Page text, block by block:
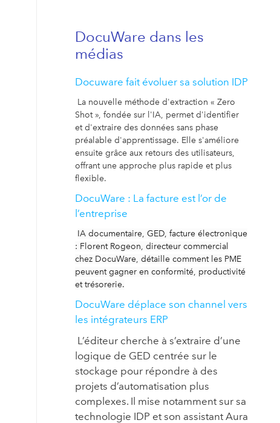
DocuWare dans les
médias
Docuware fait évoluer sa solution IDP
La nouvelle méthode d'extraction « Zero
Shot », fondée sur l'IA, permet d'identifier
et d'extraire des données sans phase
préalable d'apprentissage. Elle s'améliore
ensuite grâce aux retours des utilisateurs,
offrant une approche plus rapide et plus
flexible.
DocuWare : La facture est l’or de
l’entreprise
IA documentaire, GED, facture électronique
: Florent Rogeon, directeur commercial
chez DocuWare, détaille comment les PME
peuvent gagner en conformité, productivité
et trésorerie.
DocuWare déplace son channel vers
les intégrateurs ERP
L’éditeur cherche à s’extraire d’une
logique de GED centrée sur le
stockage pour répondre à des
projets d’automatisation plus
complexes. Il mise notamment sur sa
technologie IDP et son assistant Aura